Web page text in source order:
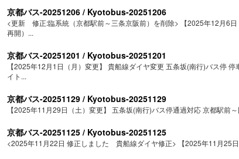
京都バス-20251206 / Kyotobus-20251206
<更新 修正:臨系統（京都駅前～三条京阪前）を削除> 【2025年12月6
再開）...
京都バス-20251201 / Kyotobus-20251201
【2025年12月1日（月）変更】 貴船線ダイヤ変更 五条坂(南行)バス停
イト...
京都バス-20251129 / Kyotobus-20251129
【2025年11月29日（土）変更】 五条坂(南行)バス停通過対応 京都駅前
京都バス-20251125 / Kyotobus-20251125
<2025年11月22日 修正しました 貴船線ダイヤ修正> 【2025年11月25